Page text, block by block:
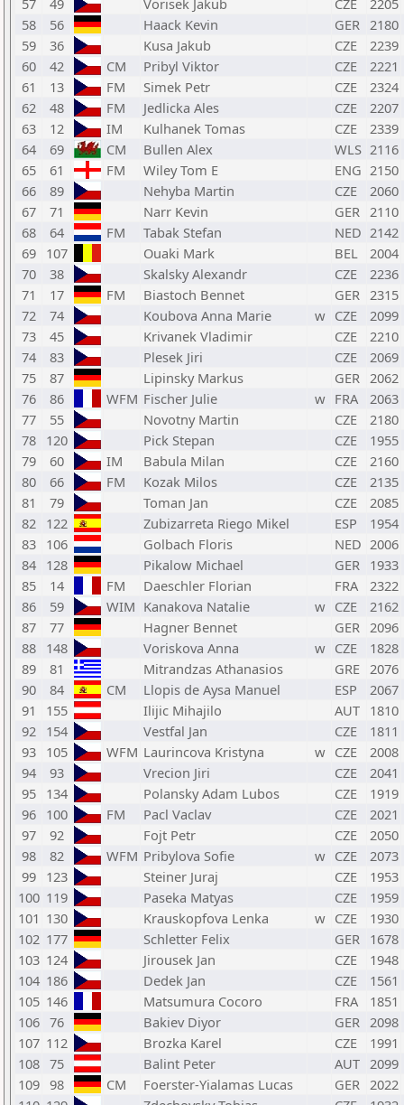
57
49 Vorisek Jakub CZE
2205
58
56 Haack Kevin GER 2180
59
36 Kusa Jakub CZE
2239
60
42 CM Pribyl Viktor CZE
2221
61
13 FM Simek Petr CZE
2324
62
48 FM Jedlicka Ales CZE
2207
63
12 IM Kulhanek Tomas CZE
2339
64
69 CM Bullen Alex WLS 2116
65
61 FM Wiley Tom E ENG 2150
66
89 Nehyba Martin CZE
2060
67
71 Narr Kevin GER 2110
68
64 FM Tabak Stefan NED 2142
69 107 Ouaki Mark BEL
2004
70
38 Skalsky Alexandr CZE
2236
71
17 FM Biastoch Bennet GER 2315
72
74 Koubova Anna Marie w CZE
2099
73
45 Krivanek Vladimir CZE
2210
74
83 Plesek Jiri CZE
2069
75
87 Lipinsky Markus GER 2062
76
86 WFM Fischer Julie w FRA
2063
77
55 Novotny Martin CZE
2180
78 120 Pick Stepan CZE
1955
79
60 IM Babula Milan CZE
2160
80
66 FM Kozak Milos CZE
2135
81
79 Toman Jan CZE
2085
82 122 Zubizarreta Riego Mikel ESP
1954
83 106 Golbach Floris NED 2006
84 128 Pikalow Michael GER 1933
85
14 FM Daeschler Florian FRA
2322
86
59 WIM Kanakova Natalie w CZE
2162
87
77 Hagner Bennet GER 2096
88 148 Voriskova Anna w CZE
1828
89
81 Mitrandzas Athanasios GRE 2076
90
84 CM Llopis de Aysa Manuel ESP
2067
91
155 Ilijic Mihajilo AUT 1810
92 154 Vestfal Jan CZE
1811
93 105 WFM Laurincova Kristyna w CZE
2008
94
93 Vrecion Jiri CZE
2041
95 134 Polansky Adam Lubos CZE
1919
96 100 FM Pacl Vaclav CZE
2021
97
92 Fojt Petr CZE
2050
98
82 WFM Pribylova Sofie w CZE
2073
99 123 Steiner Juraj CZE
1953
100 119 Paseka Matyas CZE
1959
101 130 Krauskopfova Lenka w CZE
1930
102 177 Schletter Felix GER 1678
103 124 Jirousek Jan CZE
1948
104 186 Dedek Jan CZE
1561
105 146 Matsumura Cocoro FRA
1851
106 76 Bakiev Diyor GER 2098
107 112 Brozka Karel CZE
1991
108 75 Balint Peter AUT 2099
109 98 CM Foerster-Yialamas Lucas GER 2022